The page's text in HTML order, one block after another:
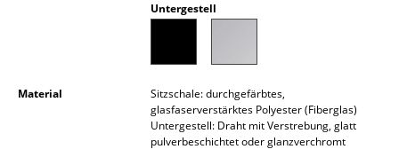
Figuren & Miniaturen
Untergestell
Material
Sitzschale: durchgefärbtes,
glasfaserverstärktes Polyester (Fiberglas)
Untergestell: Draht mit Verstrebung, glatt
pulverbeschichtet oder glanzverchromt